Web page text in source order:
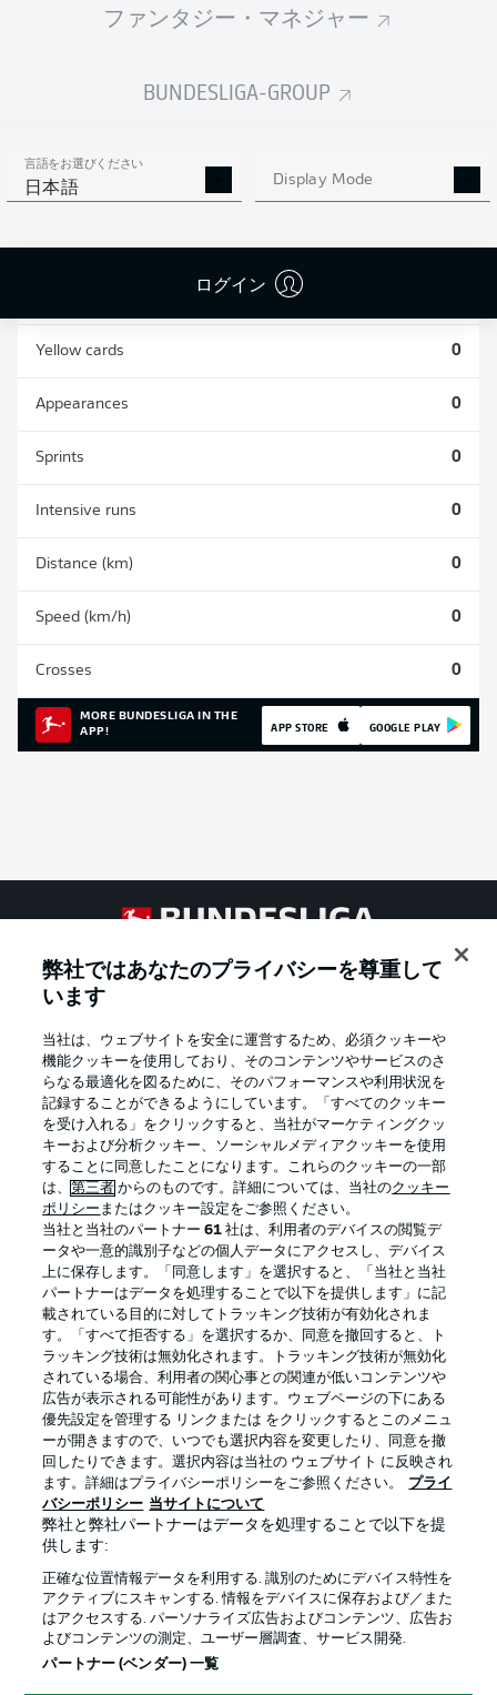
ファンタジー・マネジャー
BUNDESLIGA-GROUP
言語をお選びください
日本語 Display Mode
ログイン
統計 シーズン 2024/2025
AERIAL DUELS
WON
Yellow cards 0
Appearances 0
Sprints 0
Intensive runs 0
Distance (km) 0
Speed (km/h) 0
Crosses 0
MORE BUNDESLIGA IN THE
APP!
APP STORE GOOGLE PLAY
BUNDESLIGA APP
Official Partners
プライバシー・ポリシー 優先設定を管理する
利用条件 放送局
求人
当サイトについて
弊社ではあなたのプライバシーを尊重して
います
当社は、ウェブサイトを安全に運営するため、必須クッキーや
機能クッキーを使用しており、そのコンテンツやサービスのさ
らなる最適化を図るために、そのパフォーマンスや利用状況を
記録することができるようにしています。「すべてのクッキー
を受け入れる」をクリックすると、当社がマーケティングクッ
キーおよび分析クッキー、ソーシャルメディアクッキーを使用
することに同意したことになります。これらのクッキーの一部
は、第三者 からのものです。詳細については、当社のクッキー
ポリシー またはクッキー設定をご参照ください。
当社と当社のパートナー61 社は、利用者のデバイスの閲覧デ
ータや一意的識別子などの個人データにアクセスし、デバイス
上に保存します。「同意します」を選択すると、「当社と当社
パートナーはデータを処理することで以下を提供します」に記
載されている目的に対してトラッキング技術が有効化されま
す。「すべて拒否する」を選択するか、同意を撤回すると、ト
ラッキング技術は無効化されます。トラッキング技術が無効化
されている場合、利用者の関心事との関連が低いコンテンツや
広告が表示される可能性があります。ウェブページの下にある
優先設定を管理する リンクまたは をクリックするとこのメニュ
ーが開きますので、いつでも選択内容を変更したり、同意を撤
回したりできます。選択内容は当社の ウェブサイト に反映され
ます。詳細はプライバシーポリシーをご参照ください。
プライ
バシーポリシー 当サイトについて
弊社と弊社パートナーはデータを処理することで以下を提
供します:
正確な位置情報データを利用する. 識別のためにデバイス特性を
アクティブにスキャンする. 情報をデバイスに保存および／また
はアクセスする. パーソナライズ広告およびコンテンツ、広告お
よびコンテンツの測定、ユーザー層調査、サービス開発.
パートナー (ベンダー) 一覧